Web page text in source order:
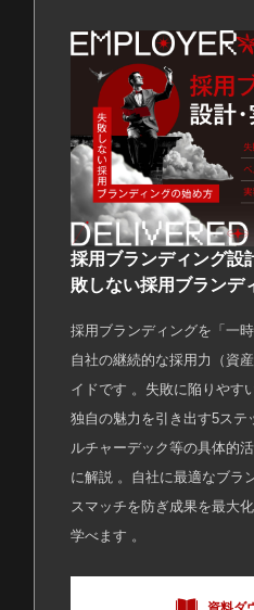
カルチャー
Job list
募集職種
Entry
エントリー
採用ブランディング
敗しない採用ブラン
採用ブランディングを「一
自社の継続的な採用力（資
イドです 。失敗に陥りやす
独自の魅力を引き出す5ステ
ルチャーデック等の具体的
に解説 。自社に最適なブラ
スマッチを防ぎ成果を最大
学べます 。